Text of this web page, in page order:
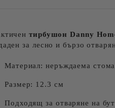
тирбушон Danny
за лесно и бързо
Материал: неръждаема
Размер: 12.3 см
Подходящ за отваряне на